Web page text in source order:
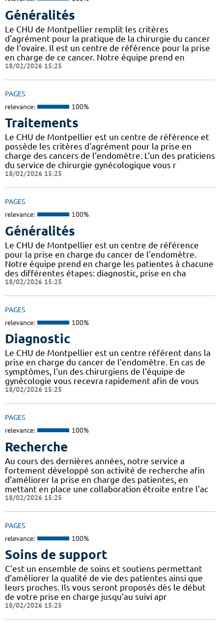
Généralités
Le CHU de Montpellier remplit les critères
d'agrément pour la pratique de la chirurgie du cancer
de l'ovaire. Il est un centre de référence pour la prise
en charge de ce cancer. Notre équipe prend en
18/02/2026 15:25
PAGES
relevance: 100%
Traitements
Le CHU de Montpellier est un centre de référence et
possède les critères d'agrément pour la prise en
charge des cancers de l'endomètre. L'un des praticiens
du service de chirurgie gynécologique vous r
18/02/2026 15:25
PAGES
relevance: 100%
Généralités
Le CHU de Montpellier est un centre de référence
pour la prise en charge du cancer de l'endomètre.
Notre équipe prend en charge les patientes à chacune
des différentes étapes: diagnostic, prise en cha
18/02/2026 15:25
PAGES
relevance: 100%
Diagnostic
Le CHU de Montpellier est un centre référent dans la
prise en charge du cancer de l'endomètre. En cas de
symptômes, l'un des chirurgiens de l'équipe de
gynécologie vous recevra rapidement afin de vous
18/02/2026 15:25
PAGES
relevance: 100%
Recherche
Au cours des dernières années, notre service a
fortement développé son activité de recherche afin
d'améliorer la prise en charge des patientes, en
mettant en place une collaboration étroite entre l'ac
18/02/2026 15:25
PAGES
relevance: 100%
Soins de support
C’est un ensemble de soins et soutiens permettant
d’améliorer la qualité de vie des patientes ainsi que
leurs proches. Ils vous seront proposés dès le début
de votre prise en charge jusqu’au suivi apr
18/02/2026 15:25